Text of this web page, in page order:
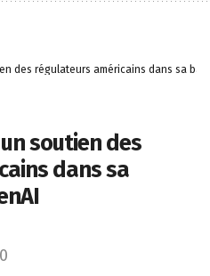
des régulateurs américains dans sa
soutien des
dans sa
0